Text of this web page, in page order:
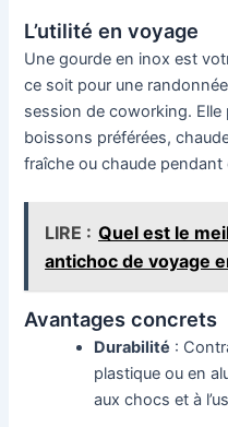
L’utilité en voyage
Une gourde en inox est
ce soit pour une
session de coworking.
boissons préférées,
fraîche ou chaude
LIRE : Quel est le
antichoc de voyage
Avantages concrets
Durabilité :
plastique ou en
aux chocs et à